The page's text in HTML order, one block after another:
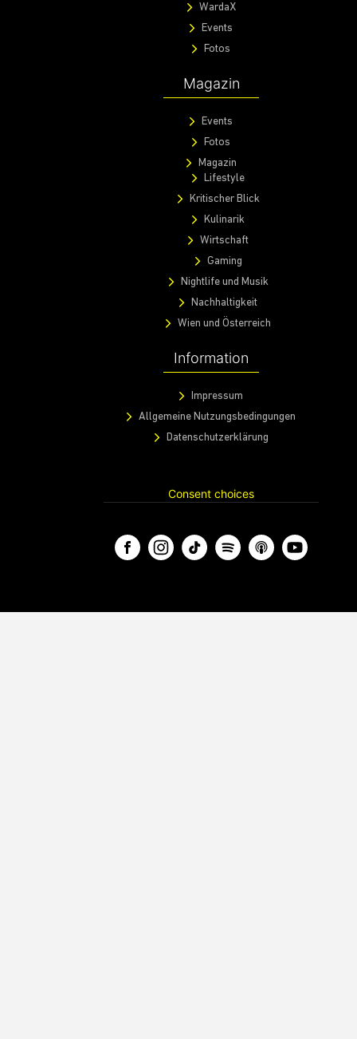
WardaX
Events
Fotos
Magazin
Events
Fotos
Magazin
Lifestyle
Kritischer Blick
Kulinarik
Wirtschaft
Gaming
Nightlife und Musik
Nachhaltigkeit
Wien und Österreich
Information
Impressum
Allgemeine Nutzungsbedingungen
Datenschutzerklärung
Consent choices